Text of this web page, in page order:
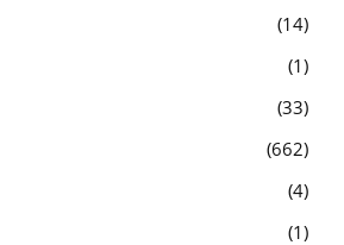
14
1
33
662
4
1